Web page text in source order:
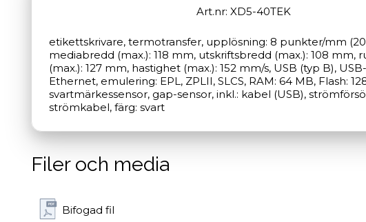
Art.nr: XD5-40TEK
etikettskrivare, termotransfer, upplösning: 8 punkter/mm
mediabredd (max.): 118 mm, utskriftsbredd (max.): 108 mm,
(max.): 127 mm, hastighet (max.): 152 mm/s, USB (typ B),
Ethernet, emulering: EPL, ZPLII, SLCS, RAM: 64 MB, Flash:
svartmärkessensor, gap-sensor, inkl.: kabel (USB),
strömkabel, färg: svart
Filer och media
Bifogad fil